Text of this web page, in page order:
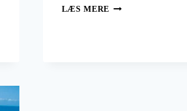
LÆS MERE AUSTRALSKE